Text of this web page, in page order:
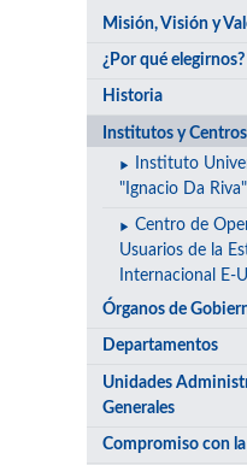
Misión, Visión y
¿Por qué elegirnos?
Historia
Institutos y
Instituto
"Ignacio Da
Centro de
Usuarios de la
Internacional E-
Órganos de
Departamentos
Unidades
Generales
Compromiso con la